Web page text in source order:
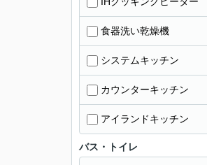
食器洗い乾燥機
システムキッチン
カウンターキッチン
アイランドキッチン
バス・トイレ